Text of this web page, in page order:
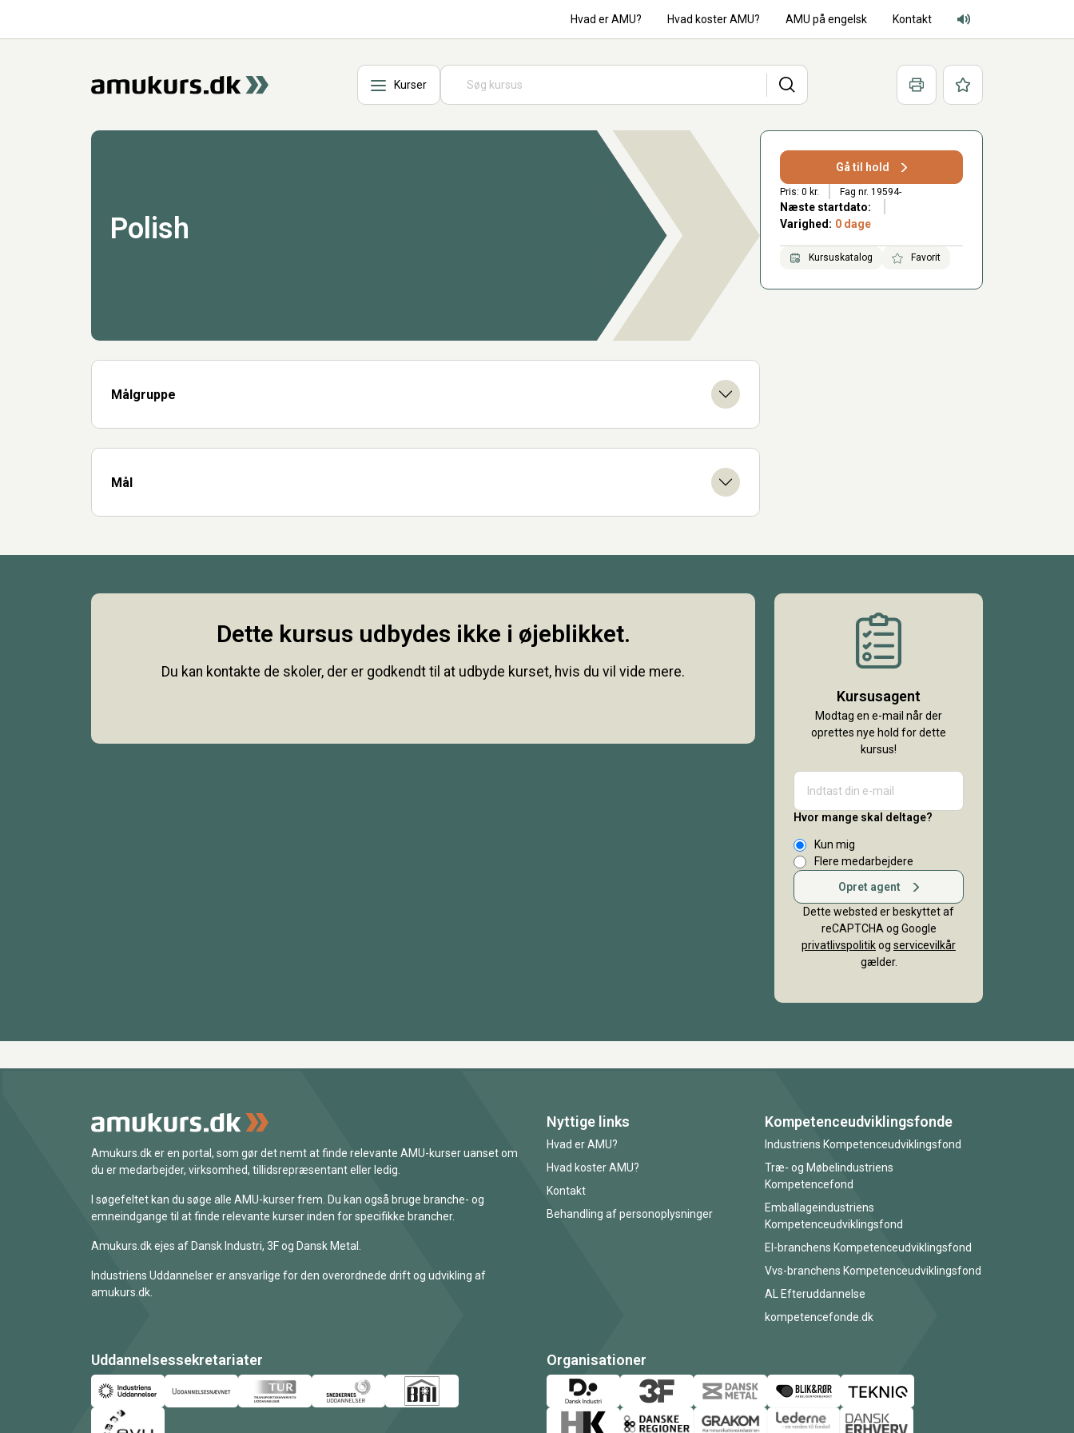
Hvad er AMU? Hvad koster AMU? AMU på engelsk Kontakt
Adgang for alle lyd
Kurser Søg Print Favoritter
Polish
Målgruppe
Mål
Gå til hold
Pris: 0 kr. Fag nr. 19594-
Næste startdato:
Varighed: 0 dage
Kursuskatalog Favorit
Dette kursus udbydes ikke i øjeblikket.
Du kan kontakte de skoler, der er godkendt til at udbyde kurset, hvis du vil vide mere.
Kursusagent
Modtag en e-mail når der
oprettes nye hold for dette
kursus!
Hvor mange skal deltage?
Kun mig
Flere medarbejdere
Opret agent
Dette websted er beskyttet af
reCAPTCHA og Google
privatlivspolitikog servicevilkår
gælder.
Amukurs.dk er en portal, som gør det nemt at finde relevante AMU-kurser uanset om
du er medarbejder, virksomhed, tillidsrepræsentant eller ledig.
I søgefeltet kan du søge alle AMU-kurser frem. Du kan også bruge branche- og
emneindgange til at finde relevante kurser inden for specifikke brancher.
Amukurs.dk ejes af Dansk Industri, 3F og Dansk Metal.
Industriens Uddannelser er ansvarlige for den overordnede drift og udvikling af
amukurs.dk.
Nyttige links
Hvad er AMU?
Hvad koster AMU?
Kontakt
Behandling af personoplysninger
Kompetenceudviklingsfonde
Industriens Kompetenceudviklingsfond
Træ- og Møbelindustriens
Kompetencefond
Emballageindustriens
Kompetenceudviklingsfond
El-branchens Kompetenceudviklingsfond
Vvs-branchens Kompetenceudviklingsfond
AL Efteruddannelse
kompetencefonde.dk
Uddannelsessekretariater Organisationer